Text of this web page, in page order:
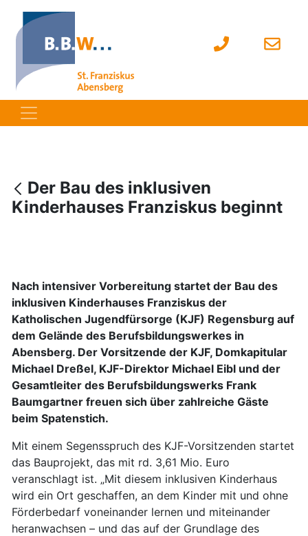
Der Bau des inklusiven
Kinderhauses Franziskus beginnt
Nach intensiver Vorbereitung startet der Bau des
inklusiven Kinderhauses Franziskus der
Katholischen Jugendfürsorge (KJF) Regensburg auf
dem Gelände des Berufsbildungswerkes in
Abensberg. Der Vorsitzende der KJF, Domkapitular
Michael Dreßel, KJF-Direktor Michael Eibl und der
Gesamtleiter des Berufsbildungswerks Frank
Baumgartner freuen sich über zahlreiche Gäste
beim Spatenstich.
Mit einem Segensspruch des KJF-Vorsitzenden startet
das Bauprojekt, das mit rd. 3,61 Mio. Euro
veranschlagt ist. „Mit diesem inklusiven Kinderhaus
wird ein Ort geschaffen, an dem Kinder mit und ohne
Förderbedarf voneinander lernen und miteinander
heranwachsen – und das auf der Grundlage des